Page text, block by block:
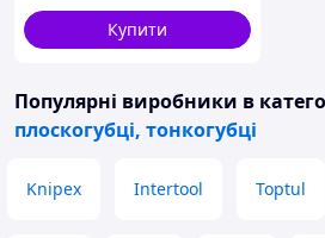
Купити
Популярні виробники в
плоскогубці, тонкогубці
Knipex Intertool Toptul